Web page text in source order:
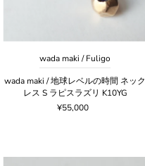
wada maki / Fuligo
wada maki / 地球レベルの時間 ネック
レス S ラピスラズリ K10YG
¥55,000